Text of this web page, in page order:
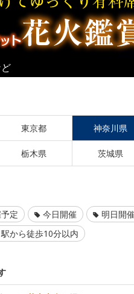
東京都 神奈川県
栃木県 茨城県
定 今日開催 明日開
駅から徒歩10分以内